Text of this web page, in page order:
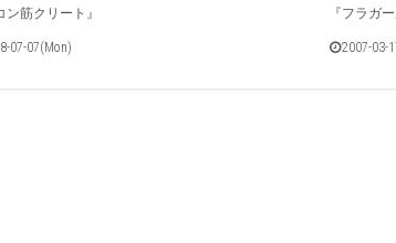
ン筋クリート』
07-07(Mon)
『フラガ
2007-03-